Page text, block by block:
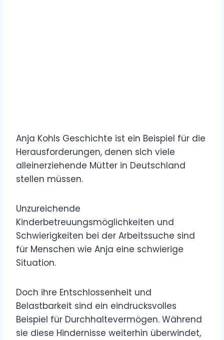
Anja Kohls Geschichte ist ein Beispiel für die
Herausforderungen, denen sich viele
alleinerziehende Mütter in Deutschland
stellen müssen.
Unzureichende
Kinderbetreuungsmöglichkeiten und
Schwierigkeiten bei der Arbeitssuche sind
für Menschen wie Anja eine schwierige
Situation.
Doch ihre Entschlossenheit und
Belastbarkeit sind ein eindrucksvolles
Beispiel für Durchhaltevermögen. Während
sie diese Hindernisse weiterhin überwindet,